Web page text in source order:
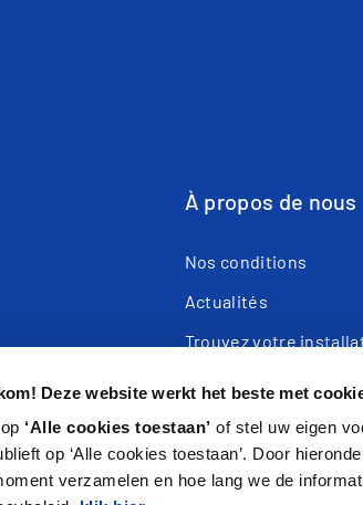
Deze website werkt het beste met
‘Alle cookies toestaan’ of stel uw eigen
op ‘Alle cookies toestaan’. Door
verzamelen en hoe lang we de
À propos de nous
Nos conditions
Actualités
Trouvez votre
Enregistrer le produit
Présentation de